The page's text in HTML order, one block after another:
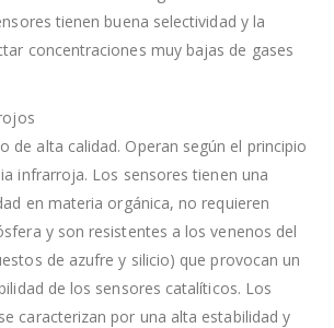
tienen buena selectividad y la
concentraciones muy bajas de gases
de alta calidad. Operan según el principio
infrarroja. Los sensores tienen una
en materia orgánica, no requieren
y son resistentes a los venenos del
de azufre y silicio) que provocan un
de los sensores catalíticos. Los
caracterizan por una alta estabilidad y